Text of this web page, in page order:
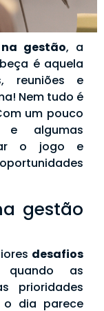
gestão, a
é aquela
reuniões e
Nem tudo é
um pouco
e algumas
o jogo e
gestão
desafios
quando as
prioridades
o dia parece